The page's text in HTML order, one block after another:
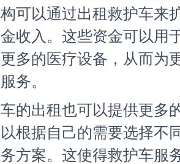
可以通过出租救护车来
收入。这些资金可以用
多的医疗设备，从而为
务。
的出租也可以提供更多
根据自己的需要选择不
方案。这使得救护车服